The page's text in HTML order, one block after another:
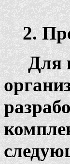
2.
Для